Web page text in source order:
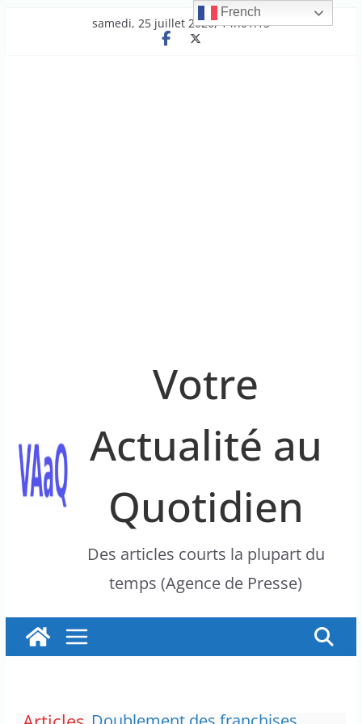
samedi, 25 juillet 2026, 14h01:15
Votre
Actualité au
Quotidien
Des articles courts la plupart du
temps (Agence de Presse)
French